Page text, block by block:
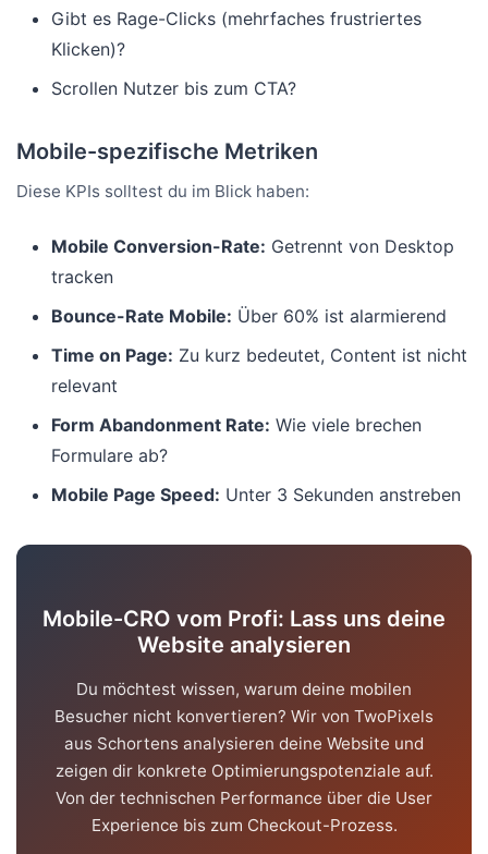
Gibt es Rage-Clicks (mehrfaches frustriertes
Klicken)?
Scrollen Nutzer bis zum CTA?
Mobile-spezifische Metriken
Diese KPIs solltest du im Blick haben:
Mobile Conversion-Rate: Getrennt von Desktop
tracken
Bounce-Rate Mobile: Über 60% ist alarmierend
Time on Page: Zu kurz bedeutet, Content ist nicht
relevant
Form Abandonment Rate: Wie viele brechen
Formulare ab?
Mobile Page Speed: Unter 3 Sekunden anstreben
Mobile-CRO vom Profi: Lass uns deine
Website analysieren
Du möchtest wissen, warum deine mobilen
Besucher nicht konvertieren? Wir von TwoPixels
aus Schortens analysieren deine Website und
zeigen dir konkrete Optimierungspotenziale auf.
Von der technischen Performance über die User
Experience bis zum Checkout-Prozess.